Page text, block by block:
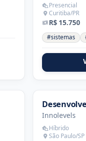
Presencial
Curitiba/PR
R$ 15.750
#sistemas
Innolevels
Híbrido
São Paulo/SP